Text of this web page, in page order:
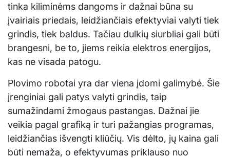
tinka kiliminėms dangoms ir dažnai būna su
įvairiais priedais, leidžiančiais efektyviai valyti tiek
grindis, tiek baldus. Tačiau dulkių siurbliai gali būti
brangesni, be to, jiems reikia elektros energijos,
kas ne visada patogu.
Plovimo robotai yra dar viena įdomi galimybė. Šie
įrenginiai gali patys valyti grindis, taip
sumažindami žmogaus pastangas. Dažnai jie
veikia pagal grafiką ir turi pažangias programas,
leidžiančias išvengti kliūčių. Vis dėlto, jų kaina gali
būti nemaža, o efektyvumas priklauso nuo